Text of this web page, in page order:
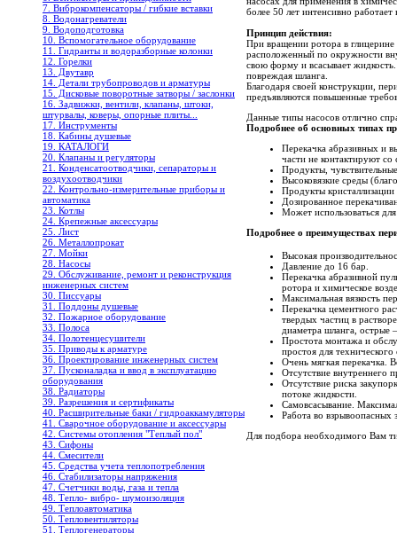
7. Виброкомпенсаторы / гибкие вставки
8. Водонагреватели
9. Водоподготовка
10. Вспомогательное оборудование
11. Гидранты и водоразборные колонки
12. Горелки
13. Двутавр
14. Детали трубопроводов и арматуры
15. Дисковые поворотные затворы / заслонки
16. Задвижки, вентили, клапаны, штоки,
штурвалы, коверы, опорные плиты...
17. Инструменты
18. Кабины душевые
19. КАТАЛОГИ
20. Клапаны и регуляторы
21. Конденсатоотводчики, сепараторы и
воздухоотводчики
22. Контрольно-измерительные приборы и
автоматика
23. Котлы
24. Крепежные аксессуары
25. Лист
26. Металлопрокат
27. Мойки
28. Насосы
29. Обслуживание, ремонт и реконструкция
инженерных систем
30. Писсуары
31. Поддоны душевые
32. Пожарное оборудование
33. Полоса
34. Полотенцесушители
35. Приводы к арматуре
36. Проектирование инженерных систем
37. Пусконаладка и ввод в эксплуатацию
оборудования
38. Радиаторы
39. Разрешения и сертификаты
40. Расширительные баки / гидроаккамуляторы
41. Сварочное оборудование и аксессуары
42. Системы отопления "Теплый пол"
43. Сифоны
44. Смесители
45. Средства учета теплопотребления
46. Стабилизаторы напряжения
47. Счетчики воды, газа и тепла
48. Тепло- вибро- шумоизоляция
49. Теплоавтоматика
50. Тепловентиляторы
51. Теплогенераторы
более 50 лет интенсивно
Принцип действия:
При вращении ротора в глицерине
расположенный по окружности
свою форму и всасывает
повреждая шланга.
Благодаря своей конструкции,
предъявляются повышенные
Данные типы насосов отлично
Подробнее об основных типах
Перекачка абразивных и
части не контактируют со
Продукты,
Высоковязкие среды
Продукты
Дозированное
Может использоваться
Подробнее о преимуществах
Высокая
Давление до 16 бар.
Перекачка абразивной
ротора и химическое
Максимальная вязкость
Перекачка цементного
твердых частиц в
диаметра шланга, острые
Простота монтажа и
простоя для
Очень мягкая перекачка.
Отсутствие внутреннего
Отсутствие риска
потоке жидкости.
Самовсасывание.
Работа во взрывоопасных
Для подбора необходимого Вам